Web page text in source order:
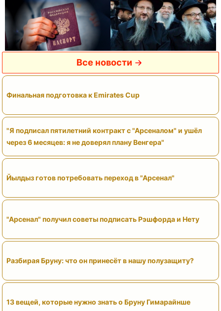
Все новости
Финальная подготовка к Emirates Cup
"Я подписал пятилетний контракт с "Арсеналом" и ушёл
через 6 месяцев: я не доверял плану Венгера"
Йылдыз готов потребовать переход в "Арсенал"
"Арсенал" получил советы подписать Рэшфорда и Нету
Разбирая Бруну: что он принесёт в нашу полузащиту?
13 вещей, которые нужно знать о Бруну Гимарайнше